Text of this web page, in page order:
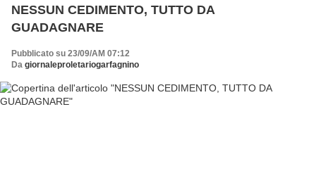
NESSUN CEDIMENTO, TUTTO DA
GUADAGNARE
Pubblicato su 23/09/AM 07:12
Da giornaleproletariogarfagnino